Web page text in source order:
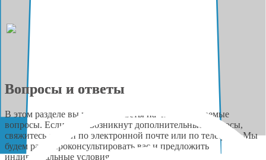
Вопросы и ответы
В этом разделе вы найдёте ответы на часто задаваемые
вопросы. Если у вас возникнут дополнительные вопросы,
свяжитесь с нами по электронной почте или по телефону. Мы
будем рады проконсультировать вас и предложить
индивидуальные условия сотрудничества.